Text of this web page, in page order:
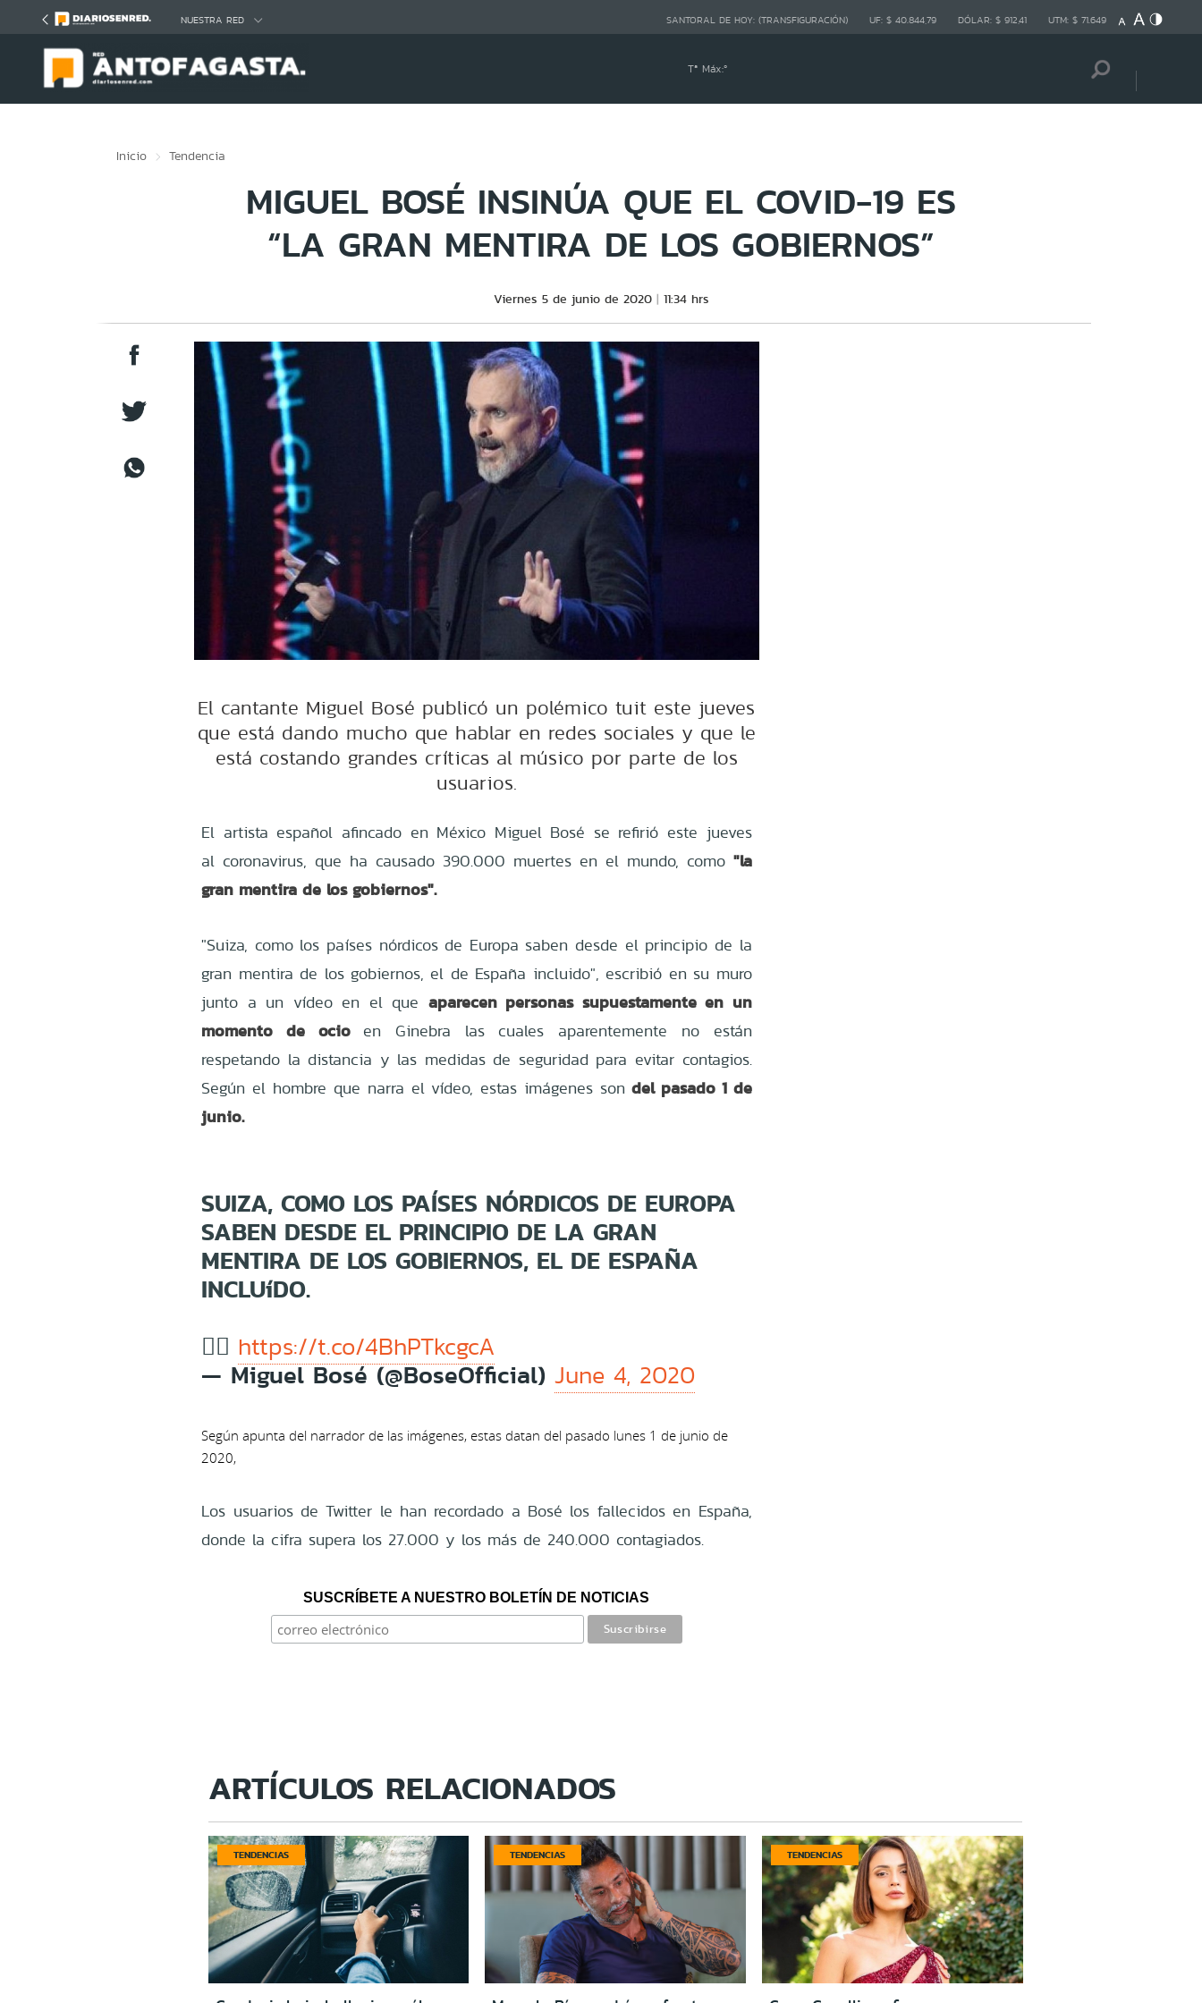
NUESTRA RED SANTORAL DE HOY: (TRANSFIGURACIÓN) UF: $ 40.844,79 DÓLAR: $ 912,41 UTM: $ 71.649
Tª Máx:º
Inicio Tendencia
MIGUEL BOSÉ INSINÚA QUE EL COVID-19 ES
“LA GRAN MENTIRA DE LOS GOBIERNOS”
Viernes 5 de junio de 2020 11:34 hrs
El cantante Miguel Bosé publicó un polémico tuit este jueves
que está dando mucho que hablar en redes sociales y que le
está costando grandes críticas al músico por parte de los
usuarios.
El artista español afincado en México Miguel Bosé se refirió este jueves
al coronavirus, que ha causado 390.000 muertes en el mundo, como "la
gran mentira de los gobiernos".
"Suiza, como los países nórdicos de Europa saben desde el principio de la
gran mentira de los gobiernos, el de España incluido", escribió en su muro
junto a un vídeo en el que aparecen personas supuestamente en un
momento de ocio
en Ginebra las cuales aparentemente no están
respetando la distancia y las medidas de seguridad para evitar contagios.
Según el hombre que narra el vídeo, estas imágenes son del pasado 1 de
junio.
SUIZA, COMO LOS PAÍSES NÓRDICOS DE EUROPA
SABEN DESDE EL PRINCIPIO DE LA GRAN
MENTIRA DE LOS GOBIERNOS, EL DE ESPAÑA
INCLUíDO.
👉🏼 https://t.co/4BhPTkcgcA
— Miguel Bosé (@BoseOfficial)June 4, 2020
Según apunta del narrador de las imágenes, estas datan del pasado lunes 1 de junio de
2020,
Los usuarios de Twitter le han recordado a Bosé los fallecidos en España,
donde la cifra supera los 27.000 y los más de 240.000 contagiados.
SUSCRÍBETE A NUESTRO BOLETÍN DE NOTICIAS
ARTÍCULOS RELACIONADOS
TENDENCIAS TENDENCIAS TENDENCIAS